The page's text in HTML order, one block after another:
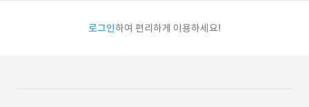
로그인하여 편리하게 이용하세요!